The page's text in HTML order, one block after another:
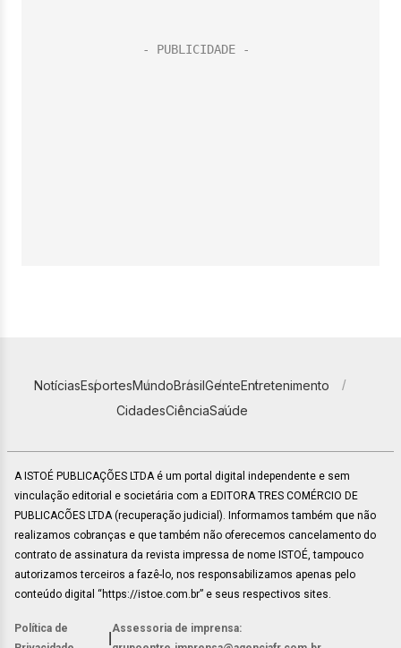
NotíciasEsportesMundoBrasilGenteEntretenimento
CidadesCiênciaSaúde
A ISTOÉ PUBLICAÇÕES LTDA é um portal digital independente e sem
vinculação editorial e societária com a EDITORA TRES COMÉRCIO DE
PUBLICACÕES LTDA (recuperação judicial). Informamos também que não
realizamos cobranças e que também não oferecemos cancelamento do
contrato de assinatura da revista impressa de nome ISTOÉ, tampouco
autorizamos terceiros a fazê-lo, nos responsabilizamos apenas pelo
conteúdo digital “https://istoe.com.br” e seus respectivos sites.
Política de
Assessoria de imprensa: